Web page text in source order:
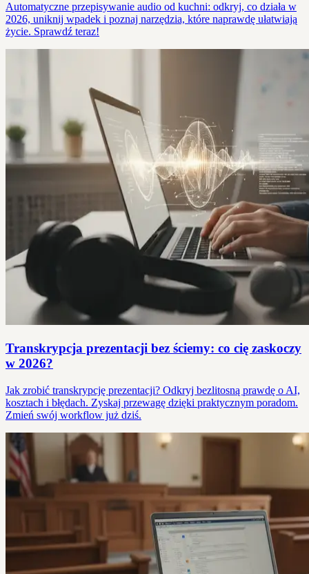
Automatyczne przepisywanie audio od kuchni: odkryj, co działa w
2026, uniknij wpadek i poznaj narzędzia, które naprawdę ułatwiają
życie. Sprawdź teraz!
Transkrypcja prezentacji bez ściemy: co cię zaskoczy
w 2026?
Jak zrobić transkrypcję prezentacji? Odkryj bezlitosną prawdę o AI,
kosztach i błędach. Zyskaj przewagę dzięki praktycznym poradom.
Zmień swój workflow już dziś.